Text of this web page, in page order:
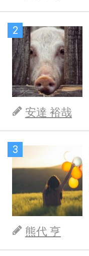
2
安達 裕哉
3
熊代 亨